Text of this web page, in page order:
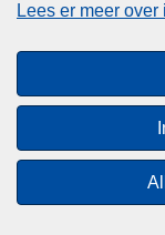
Lees er meer